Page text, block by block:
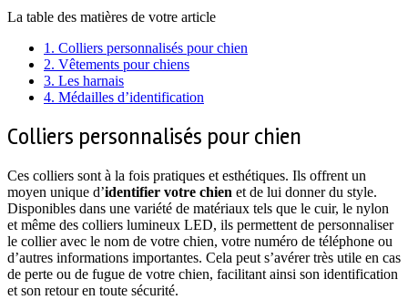
La table des matières de votre article
1. Colliers personnalisés pour chien
2. Vêtements pour chiens
3. Les harnais
4. Médailles d’identification
Colliers personnalisés pour chien
Ces colliers sont à la fois pratiques et esthétiques. Ils offrent un
moyen unique d’identifier votre chien et de lui donner du style.
Disponibles dans une variété de matériaux tels que le cuir, le nylon
et même des colliers lumineux LED, ils permettent de personnaliser
le collier avec le nom de votre chien, votre numéro de téléphone ou
d’autres informations importantes. Cela peut s’avérer très utile en cas
de perte ou de fugue de votre chien, facilitant ainsi son identification
et son retour en toute sécurité.